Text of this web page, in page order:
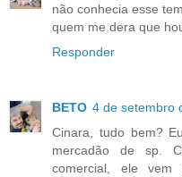
não conhecia esse
quem me dera que
Responder
BETO 4 de setembro
Cinara, tudo bem?
mercadão de sp.
comercial, ele vem